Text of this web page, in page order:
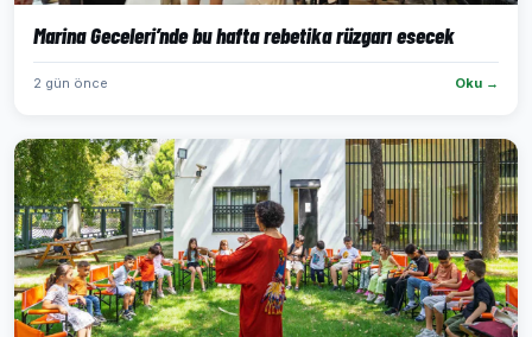
Marina Geceleri’nde bu hafta rebetika rüzgarı esecek
2 gün önce Oku →